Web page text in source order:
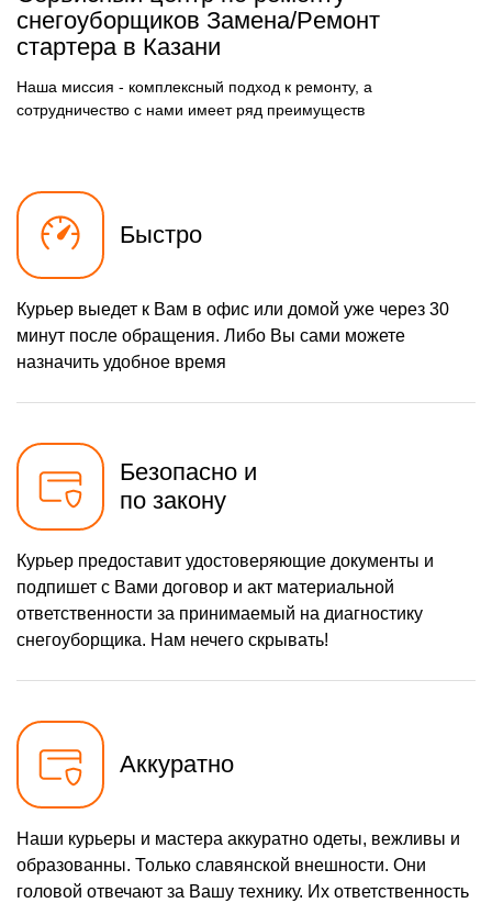
Чистка карбюратора
Замена/Pемонт шнека
1580 р
Замена/Pемонт
топливопровода
900 р
Замена/Pемонт стартера
Замена расходных
материалов карбюратора
Замена шины на колесном
Замена ремней
1100 р
Смазка втулок
600 р
Замена цепи привода
хода
Замена шкива привода
хода
1160 р
Замена (установка)
срезного болта
Заказать
Замена корпуса шнека
1650 р
Смазка осей привода
1400 р
Замена подшипника
колеса
Замена маховика
Замена кронштейна
трансмиссии
Заказать
Ремонт втулок колес
2500 р
снегоуборщиков Замена/Pемонт
стартера в Казани
Наша миссия - комплексный подход к ремонту, а
сотрудничество с нами имеет ряд преимуществ
Быстро
Курьер выедет к Вам в офис или домой уже через 30
минут после обращения. Либо Вы сами можете
назначить удобное время
Безопасно и
по закону
Курьер предоставит удостоверяющие документы и
подпишет с Вами договор и акт материальной
ответственности за принимаемый на диагностику
снегоуборщика. Нам нечего скрывать!
Аккуратно
Наши курьеры и мастера аккуратно одеты, вежливы и
образованны. Только славянской внешности. Они
головой отвечают за Вашу технику. Их ответственность